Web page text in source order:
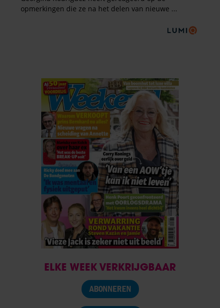
ELKE WEEK VERKRIJGBAAR
ABONNEREN